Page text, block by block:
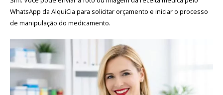
WhatsApp da AlquiCia para solicitar orçamento e iniciar o processo
de manipulação do medicamento.